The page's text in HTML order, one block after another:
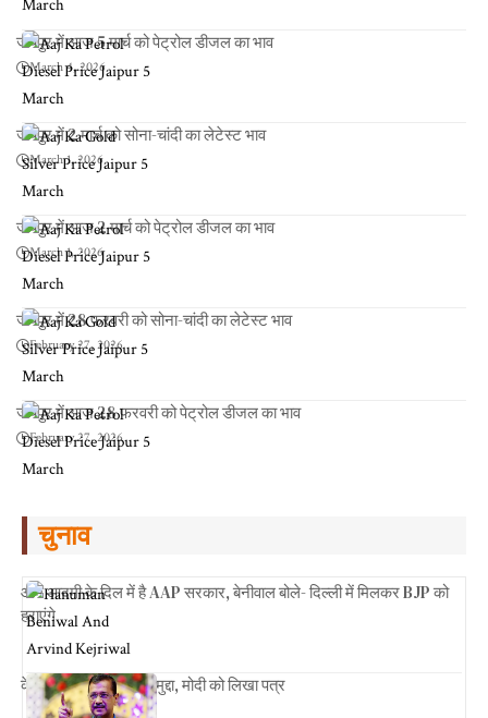
जयपुर में आज 5 मार्च को पेट्रोल डीजल का भाव
March 4, 2026
जयपुर में 2 मार्च को सोना-चांदी का लेटेस्ट भाव
March 1, 2026
जयपुर में आज 2 मार्च को पेट्रोल डीजल का भाव
March 1, 2026
जयपुर में 28 फरवरी को सोना-चांदी का लेटेस्ट भाव
February 27, 2026
जयपुर में आज 28 फरवरी को पेट्रोल डीजल का भाव
February 27, 2026
चुनाव
आम आदमी के दिल में है AAP सरकार, बेनीवाल बोले- दिल्ली में मिलकर BJP को
हराएंगे
केजरीवाल ने उठाया नया मुद्दा, मोदी को लिखा पत्र